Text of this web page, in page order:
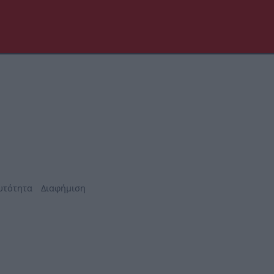
Διαφήμιση